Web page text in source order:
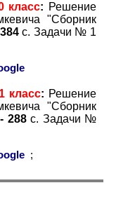
класс: Решение
"Сборник
384с. Задачи № 1
класс: Решение
"Сборник
- 288с. Задачи №
;